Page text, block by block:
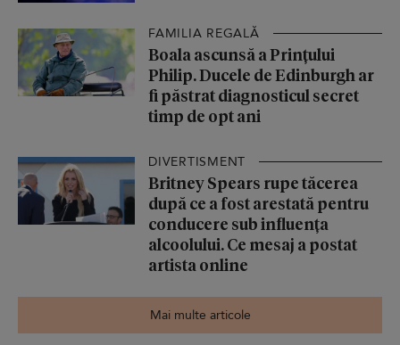
FAMILIA REGALĂ
Boala ascunsă a Prințului
Philip. Ducele de Edinburgh ar
fi păstrat diagnosticul secret
timp de opt ani
DIVERTISMENT
Britney Spears rupe tăcerea
după ce a fost arestată pentru
conducere sub influența
alcoolului. Ce mesaj a postat
artista online
Mai multe articole